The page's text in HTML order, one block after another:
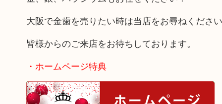
大阪で金歯を売りたい時は当店をお尋ねくださ
皆様からのご来店をお待ちしております。
・ホームページ特典